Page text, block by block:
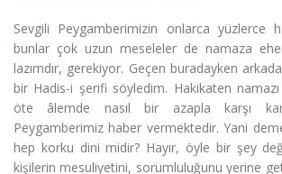
Sevgili Peygamberimizin onlarca yüzlerce
bunlar çok uzun meseleler de namaza
lazımdır, gerekiyor. Geçen buradayken
bir Hadis-i şerifi söyledim. Hakikaten
öte âlemde nasıl bir azapla karşı
Peygamberimiz haber vermektedir. Yani
hep korku dini midir? Hayır, öyle bir şey
kişilerin mesuliyetini, sorumluluğunu yerine